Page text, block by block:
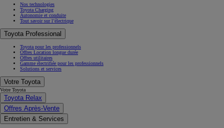
Nos technologies
Toyota Charging
Autonomie et conduite
Tout savoir sur l’électrique
Toyota Professional
Toyota pour les professionnels
Offres Location longue durée
Offres utilitaires
Gamme électrifiée pour les professionnels
Solutions et services
Votre Toyota
Votre Toyota
Toyota Relax
Offres Après-Vente
Entretien & Services